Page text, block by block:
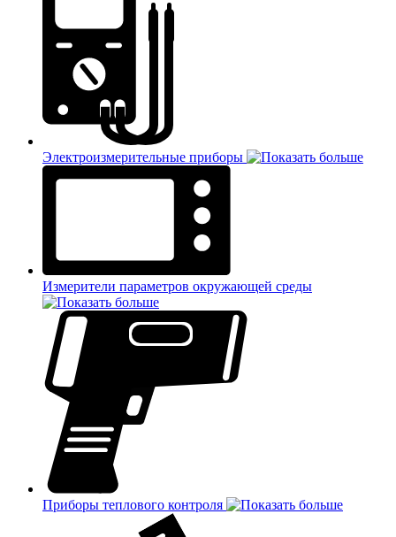
Электроизмерительные приборы
Измерители параметров окружающей среды
Приборы теплового контроля